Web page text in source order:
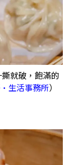
就破，飽滿的
生活事務所）